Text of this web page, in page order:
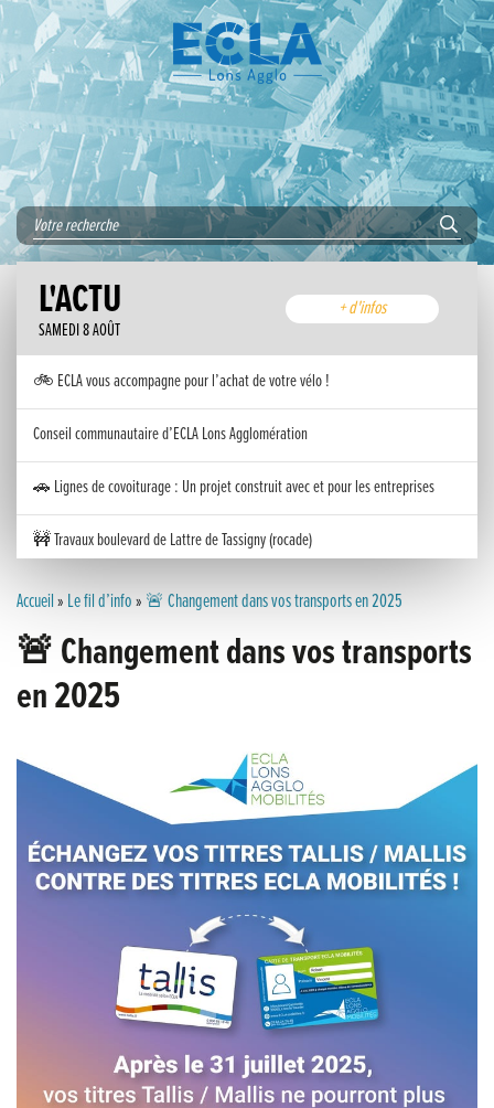
L'ACTU
SAMEDI 8 AOÛT
+ d'infos
🚲 ECLA vous accompagne pour l’achat de votre vélo !
Conseil communautaire d’ECLA Lons Agglomération
🚗 Lignes de covoiturage : Un projet construit avec et pour les entreprises
🚧 Travaux boulevard de Lattre de Tassigny (rocade)
Inauguration nouvelle station d’épuration (STEP) de Trenal
Festival des solutions écologiques 2026
Meilleurs voeux 2026
« France, une histoire d’amour », l’avant-première au Cinéma 4C !
Les Saisons Baroques du Jura 2025
Journée nationale de la Résistance
Dernier coup de pédale pour la Cyclosportive
Cyclosportive de La Vache qui rit : édition 2025
Musique dans la rue !
Retour sur la 5e édition du Tournoi Foot Civisme
Accueil» Le fil d’info» 🚨 Changement dans vos transports en 2025
🚨 Changement dans vos transports
en 2025